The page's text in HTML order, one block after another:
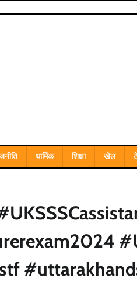
धार्मिक शिक्षा खेल